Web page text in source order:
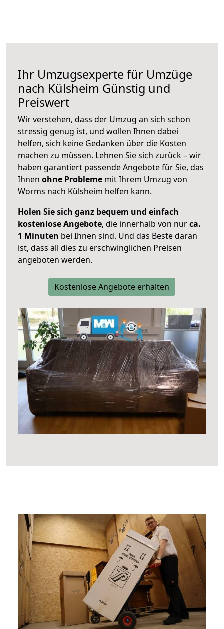
Ihr Umzugsexperte für Umzüge
nach Külsheim Günstig und
Preiswert
Wir verstehen, dass der Umzug an sich schon
stressig genug ist, und wollen Ihnen dabei
helfen, sich keine Gedanken über die Kosten
machen zu müssen. Lehnen Sie sich zurück – wir
haben garantiert passende Angebote für Sie, das
Ihnen ohne Probleme mit Ihrem Umzug von
Worms nach Külsheim helfen kann.
Holen Sie sich ganz bequem und einfach
kostenlose Angebote, die innerhalb von nurca.
1 Minuten bei Ihnen sind. Und das Beste daran
ist, dass all dies zu erschwinglichen Preisen
angeboten werden.
Kostenlose Angebote erhalten